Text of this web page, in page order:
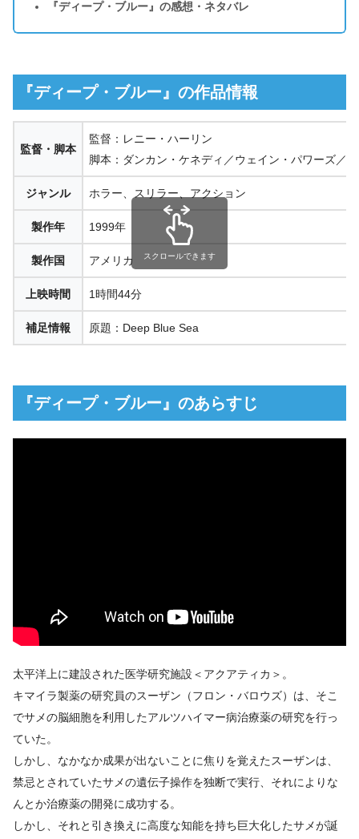
『ディープ・ブルー』の感想・ネタバレ
『ディープ・ブルー』の作品情報
監督・脚本
監督：レニー・ハーリン
脚本：ダンカン・ケネディ／ウェイン・パワーズ／
ジャンル ホラー、スリラー、アクション
製作年 1999年
製作国 アメリカ
上映時間 1時間44分
補足情報 原題：Deep Blue Sea
スクロールできます
『ディープ・ブルー』のあらすじ
太平洋上に建設された医学研究施設＜アクアティカ＞。
キマイラ製薬の研究員のスーザン（フロン・バロウズ）は、そこ
でサメの脳細胞を利用したアルツハイマー病治療薬の研究を行っ
ていた。
しかし、なかなか成果が出ないことに焦りを覚えたスーザンは、
禁忌とされていたサメの遺伝子操作を独断で実行、それによりな
んとか治療薬の開発に成功する。
しかし、それと引き換えに高度な知能を持ち巨大化したサメが誕